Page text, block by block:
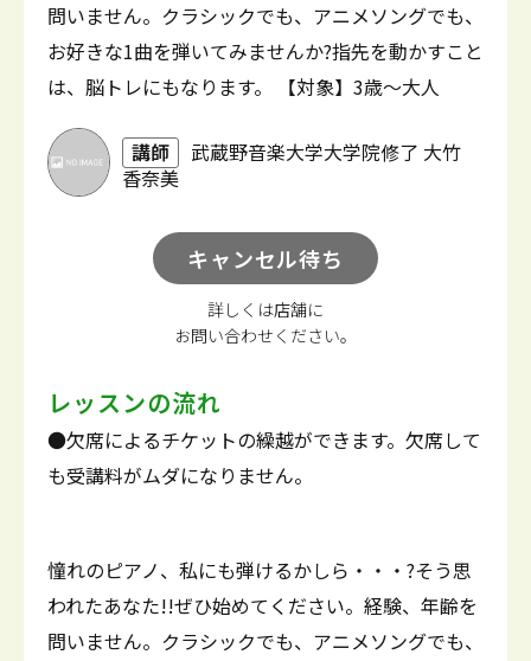
問いません。クラシックでも、アニメソングでも、
お好きな1曲を弾いてみませんか?指先を動かすこと
は、脳トレにもなります。 【対象】3歳～大人
講師
武蔵野音楽大学大学院修了 大竹
香奈美
キャンセル待ち
詳しくは店舗に
お問い合わせください。
レッスンの流れ
●欠席によるチケットの繰越ができます。欠席して
も受講料がムダになりません。
憧れのピアノ、私にも弾けるかしら・・・?そう思
われたあなた!!ぜひ始めてください。経験、年齢を
問いません。クラシックでも、アニメソングでも、